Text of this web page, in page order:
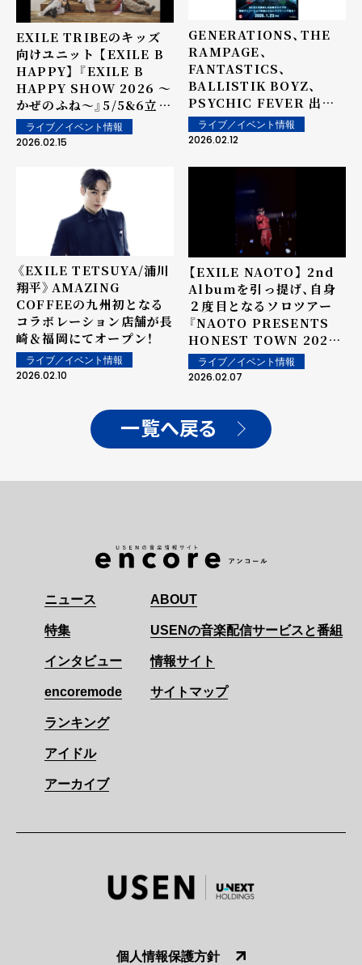
EXILE TRIBEのキッズ
向けユニット 【EXILE B
HAPPY】 『EXILE B
HAPPY SHOW 2026 〜
かぜのふね〜』5/5&6立川
ステージガーデンにて３公
演開催決定！ 新たに中務裕
パワーアップ ！ こどもも
大人も楽しめるエンタテイ
ンメントステージをお届
ライブ／イベント情報
2026.02.15
GENERATIONS、THE
RAMPAGE、
FANTASTICS、
BALLISTIK BOYZ、
PSYCHIC FEVER 出
演！！ 50万人を動員した伝
説のライブが最新アニメー
ーンに甦る！ LIVE IN
THEATER『BATTLE OF
TOKYO -うつくしき嘘-』
大好評につき公開御礼舞台
挨拶、追加緊急決定！ NEO
EXILEからLIL LEAGUE
全メンバー登壇！ 応援上映
グッズ持参推奨！ペンライ
トと歓声で劇場を埋め尽く
そう！
ライブ／イベント情報
2026.02.12
《EXILE TETSUYA/浦川
翔平》AMAZING
COFFEEの九州初となる
コラボレーション店舗が長
崎＆福岡にてオープン！
ライブ／イベント情報
2026.02.10
【EXILE NAOTO】 2nd
Albumを引っ提げ、自身
２度目となるソロツアー
『NAOTO PRESENTS
HONEST TOWN 2026』
開幕！ "町長"NAOTOが君
臨！弾き語りパフォーマン
『NAOTO PRESENTS
HONEST TOWN 2026』
初日オフィシャルレポート
ライブ／イベント情報
2026.02.07
一覧へ戻る
ニュース
特集
インタビュー
encoremode
ランキング
アイドル
アーカイブ
ABOUT
USENの音楽配信サービスと番組
情報サイト
サイトマップ
個人情報保護方針